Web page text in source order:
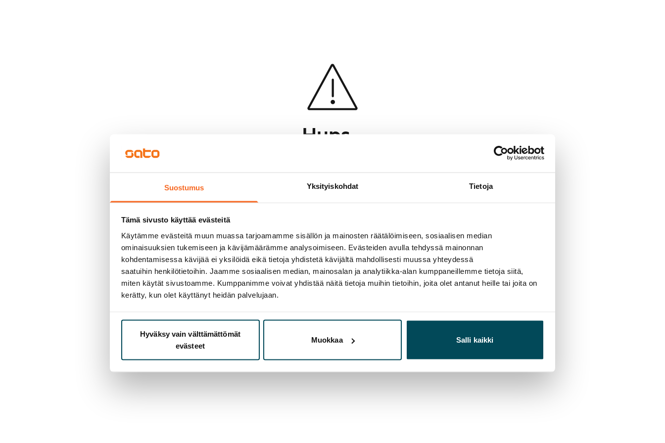
Suostumus Yksityiskohdat Tietoja
Tämä sivusto käyttää evästeitä
Käytämme evästeitä muun muassa tarjoamamme sisällön ja mainosten räätälöimiseen, sosiaalisen median
ominaisuuksien tukemiseen ja kävijämäärämme analysoimiseen. Evästeiden avulla tehdyssä mainonnan
kohdentamisessa kävijää ei yksilöidä eikä tietoja yhdistetä kävijältä mahdollisesti muussa yhteydessä
saatuihin henkilötietoihin. Jaamme sosiaalisen median, mainosalan ja analytiikka-alan kumppaneillemme tietoja siitä,
miten käytät sivustoamme. Kumppanimme voivat yhdistää näitä tietoja muihin tietoihin, joita olet antanut heille tai joita on
kerätty, kun olet käyttänyt heidän palvelujaan.
Hyväksy vain välttämättömät
evästeet
Muokkaa Salli kaikki
Hups...